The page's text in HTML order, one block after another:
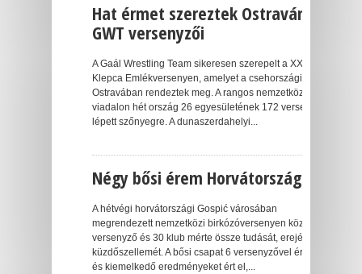
Hat érmet szereztek Ostraván a
GWT versenyzői
A Gaál Wrestling Team sikeresen szerepelt a XXIII. J.
Klepca Emlékversenyen, amelyet a csehországi
Ostravában rendeztek meg. A rangos nemzetközi
viadalon hét ország 26 egyesületének 172 versenyzője
lépett szőnyegre. A dunaszerdahelyi...
Négy bősi érem Horvátországból
A hétvégi horvátországi Gospić városában
megrendezett nemzetközi birkózóversenyen közel 180
versenyző és 30 klub mérte össze tudását, erejét és
küzdőszellemét. A bősi csapat 6 versenyzővel érkezett
és kiemelkedő eredményeket ért el,...